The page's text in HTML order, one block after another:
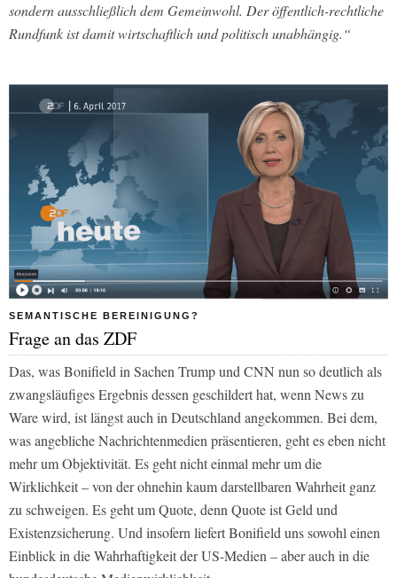
sondern ausschließlich dem Gemeinwohl. Der öffentlich-rechtliche
Rundfunk ist damit wirtschaftlich und politisch unabhängig.“
SEMANTISCHE BEREINIGUNG?
Frage an das ZDF
Das, was Bonifield in Sachen Trump und CNN nun so deutlich als
zwangsläufiges Ergebnis dessen geschildert hat, wenn News zu
Ware wird, ist längst auch in Deutschland angekommen. Bei dem,
was angebliche Nachrichtenmedien präsentieren, geht es eben nicht
mehr um Objektivität. Es geht nicht einmal mehr um die
Wirklichkeit – von der ohnehin kaum darstellbaren Wahrheit ganz
zu schweigen. Es geht um Quote, denn Quote ist Geld und
Existenzsicherung. Und insofern liefert Bonifield uns sowohl einen
Einblick in die Wahrhaftigkeit der US-Medien – aber auch in die